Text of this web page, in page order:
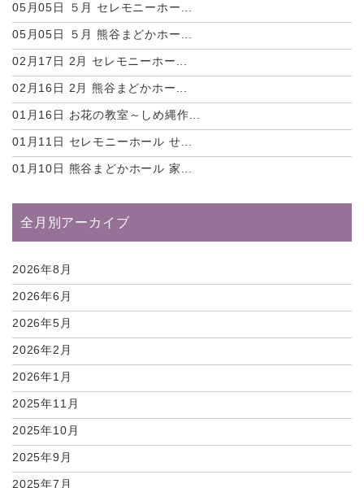
05月05日 ５月 セレモニーホー...
05月05日 ５月 熊谷まどかホー...
02月17日 2月 セレモニーホー...
02月16日 2月 熊谷まどかホー...
01月16日 お花の教室～しめ縄作...
01月11日 セレモニーホール せ...
01月10日 熊谷まどかホール 家...
全月別アーカイブ
2026年8月
2026年6月
2026年5月
2026年2月
2026年1月
2025年11月
2025年10月
2025年9月
2025年7月